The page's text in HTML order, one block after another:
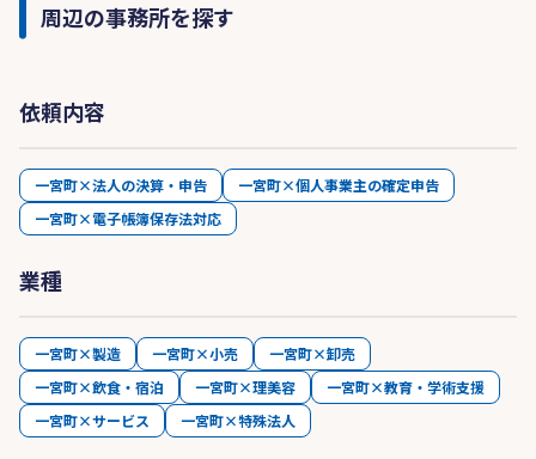
周辺の事務所を探す
依頼内容
一宮町×法人の決算・申告
一宮町×個人事業主の確定申告
一宮町×電子帳簿保存法対応
業種
一宮町×製造 一宮町×小売
一宮町×卸売
一宮町×飲食・宿泊
一宮町×理美容
一宮町×教育・学術支援
一宮町×サービス
一宮町×特殊法人